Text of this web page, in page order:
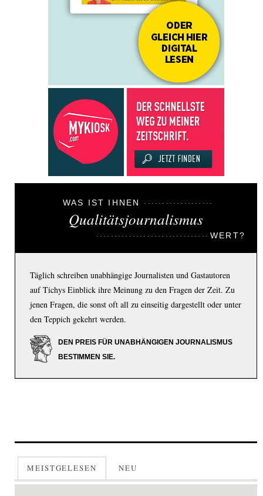
WAS IST IHNEN
Qualitätsjournalismus
WERT?
Täglich schreiben unabhängige Journalisten und Gastautoren
auf Tichys Einblick ihre Meinung zu den Fragen der Zeit. Zu
jenen Fragen, die sonst oft all zu einseitig dargestellt oder unter
den Teppich gekehrt werden.
DEN PREIS FÜR UNABHÄNGIGEN JOURNALISMUS
BESTIMMEN SIE.
MEISTGELESEN NEU